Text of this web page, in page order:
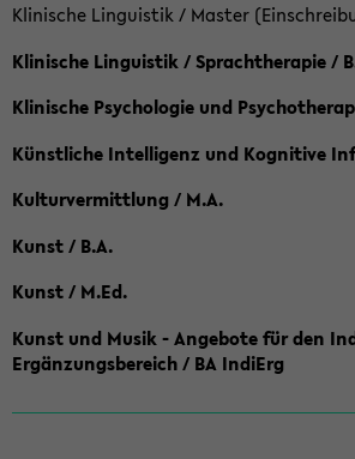
Klinische Linguistik / Master
Klinische Linguistik / Sprachtherapie /
Klinische Psychologie und
Künstliche Intelligenz und Kognitive
Kulturvermittlung / M.A.
Kunst / B.A.
Kunst / M.Ed.
Kunst und Musik - Angebote für den
Ergänzungsbereich / BA IndiErg